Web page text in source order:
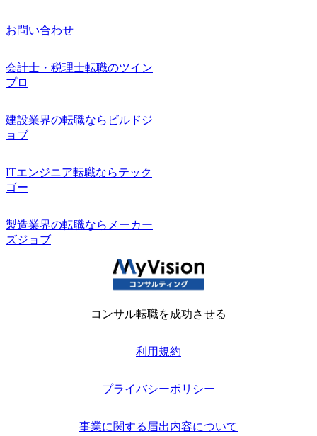
お問い合わせ
会計士・税理士転職のツイン
プロ
建設業界の転職ならビルドジ
ョブ
ITエンジニア転職ならテック
ゴー
製造業界の転職ならメーカー
ズジョブ
コンサル転職を成功させる
利用規約
プライバシーポリシー
事業に関する届出内容について